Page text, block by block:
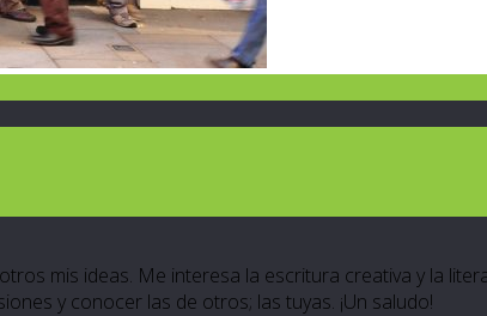
mis ideas. Me interesa la escritura creativa y la
y conocer las de otros; las tuyas. ¡Un saludo!